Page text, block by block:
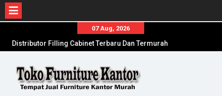
content
07 Aug, 2026
Distributor Filling Cabinet Terbaru Dan Termurah
Distributor Kursi Kantor Murah Di Jombang
Toko Meja Kantor Di Sumenep Offline Terpercaya